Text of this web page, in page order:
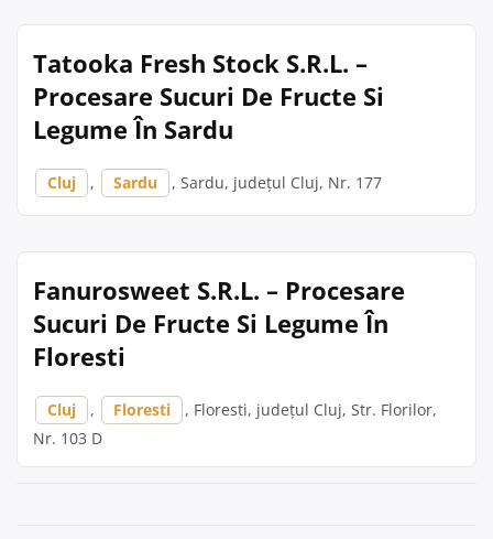
Tatooka Fresh Stock S.R.L. –
Procesare Sucuri De Fructe Si
Legume În Sardu
Cluj , Sardu , Sardu, județul Cluj, Nr. 177
Fanurosweet S.R.L. – Procesare
Sucuri De Fructe Si Legume În
Floresti
Cluj , Floresti
, Floresti, județul Cluj, Str. Florilor,
Nr. 103 D